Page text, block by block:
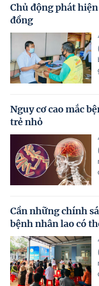
Chủ động phát
đồng
Nguy cơ cao mắc
trẻ nhỏ
Cần những chính
bệnh nhân lao có